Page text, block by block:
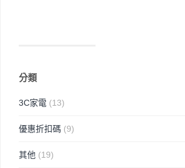
分類
3C家電 (13)
優惠折扣碼 (9)
其他 (19)